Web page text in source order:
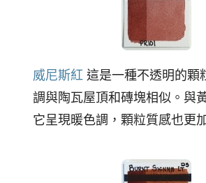
威尼斯紅 這是一種不透明的顆
調與陶瓦屋頂和磚塊相似。與
它呈現暖色調，顆粒質感也更